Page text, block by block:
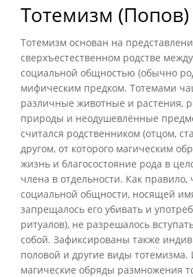
Тотемизм (Попов)
Тотемизм основан на
сверхъестественном родстве
социальной общностью (обычно
мифическим предком. Тотемами
различные животные и растения,
природы и неодушевлённые
считался родственником (отцом,
другом, от которого магическим
жизнь и благосостояние рода в
члена в отдельности. Как правило,
социальной общности, носящей
запрещалось его убивать и
ритуалов), не разрешалось
собой. Зафиксированы также
половой и другие виды тотемизма.
магические обряды размножения